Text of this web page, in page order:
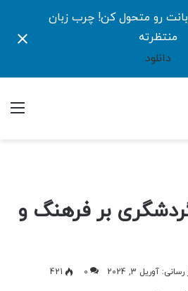
زبانت رو متحول کن! چرب زبان
منتظرته
دانلود
بر فرهنگ و
آوریل 3, 2024 0
421